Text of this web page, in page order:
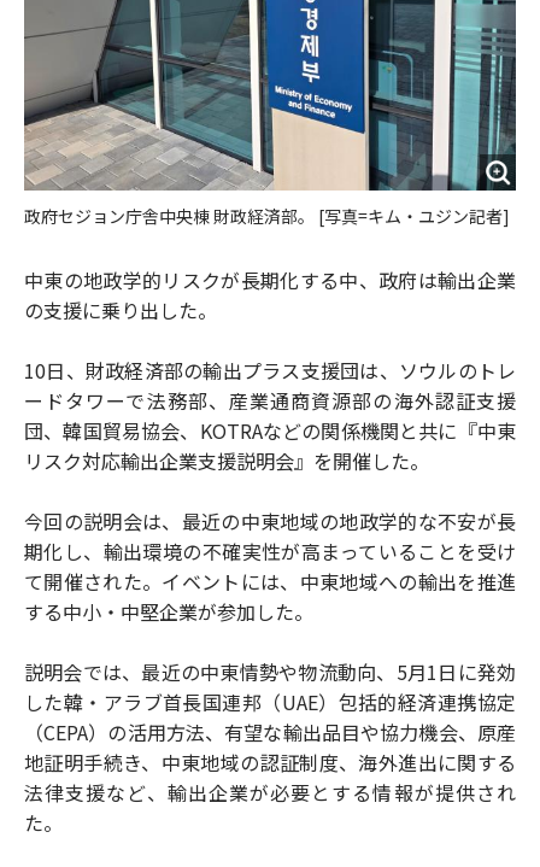
政府セジョン庁舎中央棟 財政経済部。 [写真=キム・ユジン記者]
中東の地政学的リスクが長期化する中、政府は輸出企業
の支援に乗り出した。
10日、財政経済部の輸出プラス支援団は、ソウルのトレ
ードタワーで法務部、産業通商資源部の海外認証支援
団、韓国貿易協会、KOTRAなどの関係機関と共に『中東
リスク対応輸出企業支援説明会』を開催した。
今回の説明会は、最近の中東地域の地政学的な不安が長
期化し、輸出環境の不確実性が高まっていることを受け
て開催された。イベントには、中東地域への輸出を推進
する中小・中堅企業が参加した。
説明会では、最近の中東情勢や物流動向、5月1日に発効
した韓・アラブ首長国連邦（UAE）包括的経済連携協定
（CEPA）の活用方法、有望な輸出品目や協力機会、原産
地証明手続き、中東地域の認証制度、海外進出に関する
法律支援など、輸出企業が必要とする情報が提供され
た。